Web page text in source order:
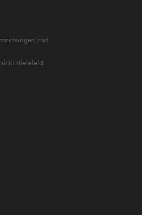
und
Bielefeld